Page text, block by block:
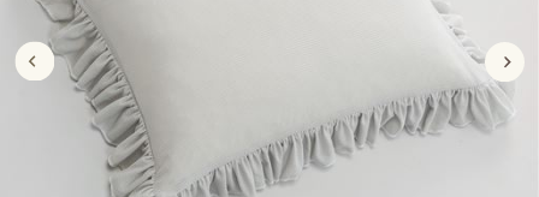
寝具・ベッド
カーテン・ラグ・ファブリック
美容・健康・サプリメント
制服・スクールすべて
制服・学生服
ジュニア・ティーンズ下着
大きいサイズ
大きいサイズ通販すべて
大きいサイズ レディース服
バーゲン
バーゲンセール
カーテン・ラグ・ファブリック
制服・学生服
ジュニア・ティーンズ下着
大きいサイズ通販すべて
大きいサイズ レディース服
大きいサイズ レディース下着
バーゲン
バーゲンセール
シークレットセール
詳細検索
商品カテゴリ一覧